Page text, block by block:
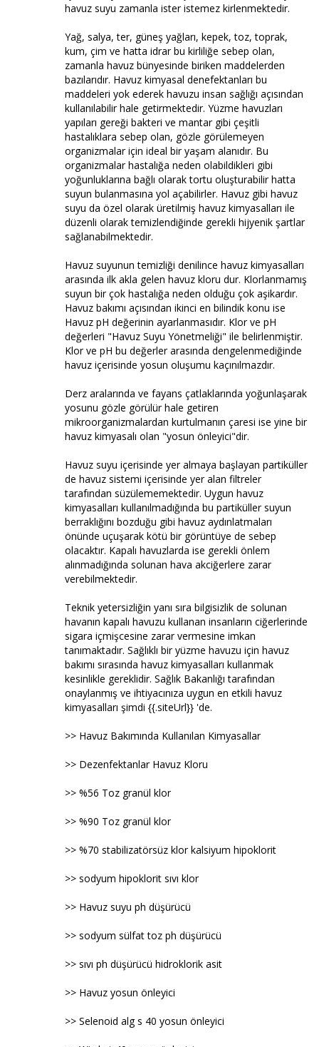
havuz suyu zamanla ister istemez kirlenmektedir.
Yağ, salya, ter, güneş yağları, kepek, toz, toprak,
kum, çim ve hatta idrar bu kirliliğe sebep olan,
zamanla havuz bünyesinde biriken maddelerden
bazılarıdır. Havuz kimyasal denefektanları bu
maddeleri yok ederek havuzu insan sağlığı açısından
kullanılabilir hale getirmektedir. Yüzme havuzları
yapıları gereği bakteri ve mantar gibi çeşitli
hastalıklara sebep olan, gözle görülemeyen
organizmalar için ideal bir yaşam alanıdır. Bu
organizmalar hastalığa neden olabildikleri gibi
yoğunluklarına bağlı olarak tortu oluşturabilir hatta
suyun bulanmasına yol açabilirler. Havuz gibi havuz
suyu da özel olarak üretilmiş havuz kimyasalları ile
düzenli olarak temizlendiğinde gerekli hijyenik şartlar
sağlanabilmektedir.
Havuz suyunun temizliği denilince havuz kimyasalları
arasında ilk akla gelen havuz kloru dur. Klorlanmamış
suyun bir çok hastalığa neden olduğu çok aşikardır.
Havuz bakımı açısından ikinci en bilindik konu ise
Havuz pH değerinin ayarlanmasıdır. Klor ve pH
değerleri "Havuz Suyu Yönetmeliği" ile belirlenmiştir.
Klor ve pH bu değerler arasında dengelenmediğinde
havuz içerisinde yosun oluşumu kaçınılmazdır.
Derz aralarında ve fayans çatlaklarında yoğunlaşarak
yosunu gözle görülür hale getiren
mikroorganizmalardan kurtulmanın çaresi ise yine bir
havuz kimyasalı olan "yosun önleyici"dir.
Havuz suyu içerisinde yer almaya başlayan partiküller
de havuz sistemi içerisinde yer alan filtreler
tarafından süzülememektedir. Uygun havuz
kimyasalları kullanılmadığında bu partiküller suyun
berraklığını bozduğu gibi havuz aydınlatmaları
önünde uçuşarak kötü bir görüntüye de sebep
olacaktır. Kapalı havuzlarda ise gerekli önlem
alınmadığında solunan hava akciğerlere zarar
verebilmektedir.
Teknik yetersizliğin yanı sıra bilgisizlik de solunan
havanın kapalı havuzu kullanan insanların ciğerlerinde
sigara içmişcesine zarar vermesine imkan
tanımaktadır. Sağlıklı bir yüzme havuzu için havuz
bakımı sırasında havuz kimyasalları kullanmak
kesinlikle gereklidir. Sağlık Bakanlığı tarafından
onaylanmış ve ihtiyacınıza uygun en etkili havuz
kimyasalları şimdi {{.siteUrl}} 'de.
>> Havuz Bakımında Kullanılan Kimyasallar
>> Dezenfektanlar Havuz Kloru
>> %56 Toz granül klor
>> %90 Toz granül klor
>> %70 stabilizatörsüz klor kalsiyum hipoklorit
>> sodyum hipoklorit sıvı klor
>> Havuz suyu ph düşürücü
>> sodyum sülfat toz ph düşürücü
>> sıvı ph düşürücü hidroklorik asit
>> Havuz yosun önleyici
>> Selenoid alg s 40 yosun önleyici